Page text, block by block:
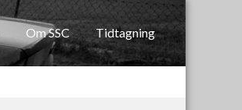
Om SSC Tidtagning